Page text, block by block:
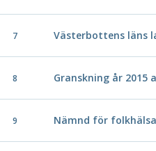
7 Västerbottens läns
8 Granskning år 2015
9 Nämnd för